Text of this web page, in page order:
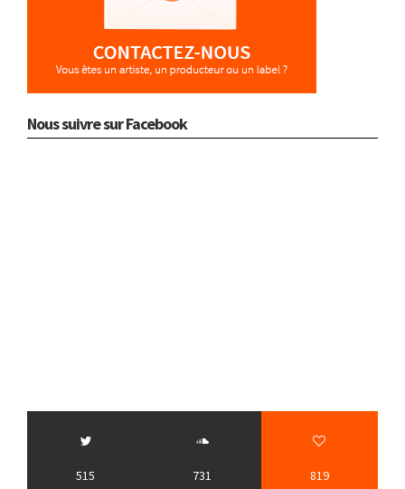
Nous suivre sur Facebook
515
731
819